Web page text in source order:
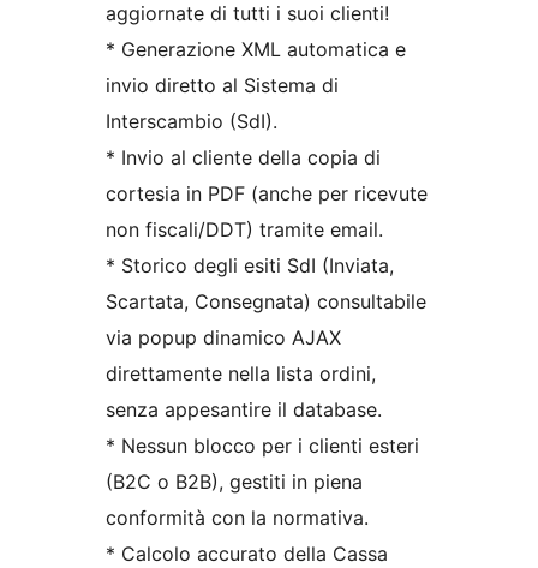
aggiornate di tutti i suoi clienti!
* Generazione XML automatica e
invio diretto al Sistema di
Interscambio (SdI).
* Invio al cliente della copia di
cortesia in PDF (anche per ricevute
non fiscali/DDT) tramite email.
* Storico degli esiti SdI (Inviata,
Scartata, Consegnata) consultabile
via popup dinamico AJAX
direttamente nella lista ordini,
senza appesantire il database.
* Nessun blocco per i clienti esteri
(B2C o B2B), gestiti in piena
conformità con la normativa.
* Calcolo accurato della Cassa